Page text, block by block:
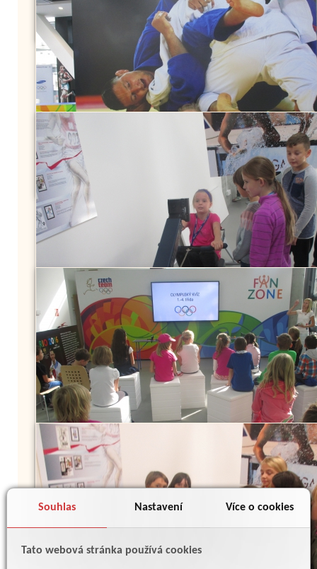
Souhlas Nastavení Více o cookies
Tato webová stránka používá cookies